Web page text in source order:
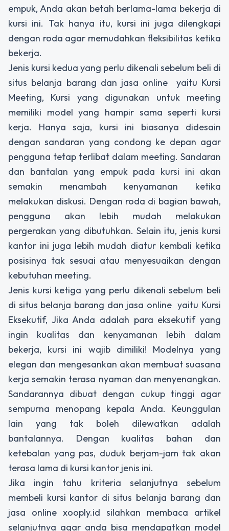
empuk, Anda akan betah berlama-lama bekerja di
kursi ini. Tak hanya itu, kursi ini juga dilengkapi
dengan roda agar memudahkan fleksibilitas ketika
bekerja.
Jenis kursi kedua yang perlu dikenali sebelum beli di
situs belanja barang dan jasa online yaitu Kursi
Meeting, Kursi yang digunakan untuk meeting
memiliki model yang hampir sama seperti kursi
kerja. Hanya saja, kursi ini biasanya didesain
dengan sandaran yang condong ke depan agar
pengguna tetap terlibat dalam meeting. Sandaran
dan bantalan yang empuk pada kursi ini akan
semakin menambah kenyamanan ketika
melakukan diskusi. Dengan roda di bagian bawah,
pengguna akan lebih mudah melakukan
pergerakan yang dibutuhkan. Selain itu, jenis kursi
kantor ini juga lebih mudah diatur kembali ketika
posisinya tak sesuai atau menyesuaikan dengan
kebutuhan meeting.
Jenis kursi ketiga yang perlu dikenali sebelum beli
di situs belanja barang dan jasa online yaitu Kursi
Eksekutif, Jika Anda adalah para eksekutif yang
ingin kualitas dan kenyamanan lebih dalam
bekerja, kursi ini wajib dimiliki! Modelnya yang
elegan dan mengesankan akan membuat suasana
kerja semakin terasa nyaman dan menyenangkan.
Sandarannya dibuat dengan cukup tinggi agar
sempurna menopang kepala Anda. Keunggulan
lain yang tak boleh dilewatkan adalah
bantalannya. Dengan kualitas bahan dan
ketebalan yang pas, duduk berjam-jam tak akan
terasa lama di kursi kantor jenis ini.
Jika ingin tahu kriteria selanjutnya sebelum
membeli kursi kantor di situs belanja barang dan
jasa online xooply.id silahkan membaca artikel
selanjutnya agar anda bisa mendapatkan model